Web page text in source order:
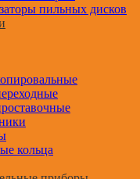
пильных дисков
кольца